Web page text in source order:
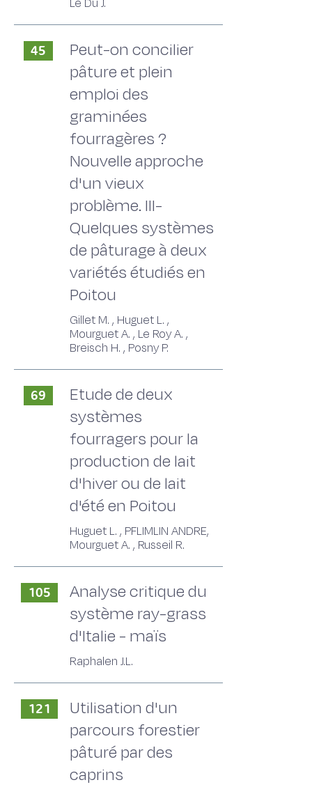
Le Du J.
45
Peut-on concilier
pâture et plein
emploi des
graminées
fourragères ?
Nouvelle approche
d'un vieux
problème. III-
Quelques systèmes
de pâturage à deux
variétés étudiés en
Poitou
Gillet M. , Huguet L. ,
Mourguet A. , Le Roy A. ,
Breisch H. , Posny P.
69
Etude de deux
systèmes
fourragers pour la
production de lait
d'hiver ou de lait
d'été en Poitou
Huguet L. , PFLIMLIN ANDRE,
Mourguet A. , Russeil R.
105
Analyse critique du
système ray-grass
d'Italie - maïs
Raphalen J.L.
121
Utilisation d'un
parcours forestier
pâturé par des
caprins